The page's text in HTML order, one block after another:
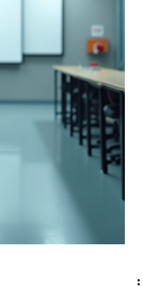
og innsikt som hjelper
på truckførerkurs –
kan variere